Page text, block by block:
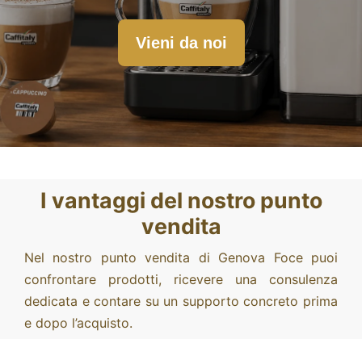
Blog
Vieni da noi
I vantaggi del nostro punto
vendita
Nel nostro punto vendita di Genova Foce puoi
confrontare prodotti, ricevere una consulenza
dedicata e contare su un supporto concreto prima
e dopo l’acquisto.